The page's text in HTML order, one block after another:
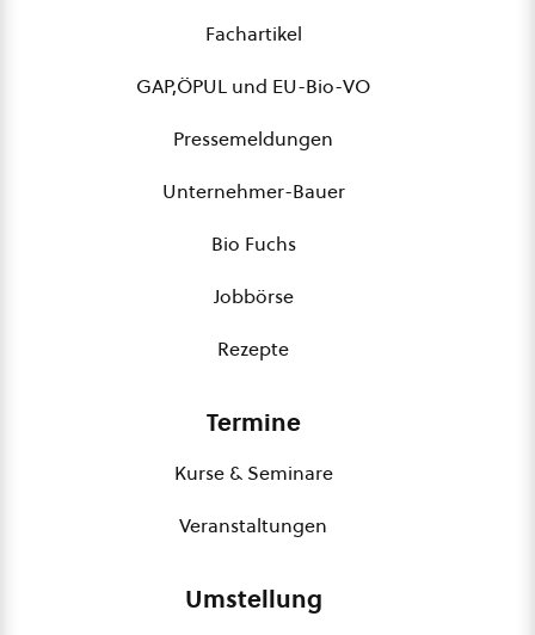
Fachartikel
GAP,ÖPUL und EU-Bio-VO
Pressemeldungen
Unternehmer-Bauer
Bio Fuchs
Jobbörse
Rezepte
Termine
Kurse & Seminare
Veranstaltungen
Umstellung